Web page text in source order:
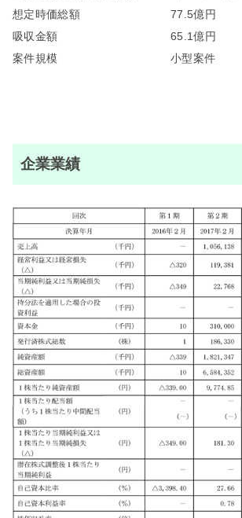
想定時価総額
77.5億円
吸収金額
65.1億円
案件規模
小型案件
企業業績